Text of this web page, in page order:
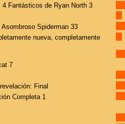
4 Fantásticos de Ryan North 3
Spiderman 33
nueva, completamente
7
Final
Completa 1